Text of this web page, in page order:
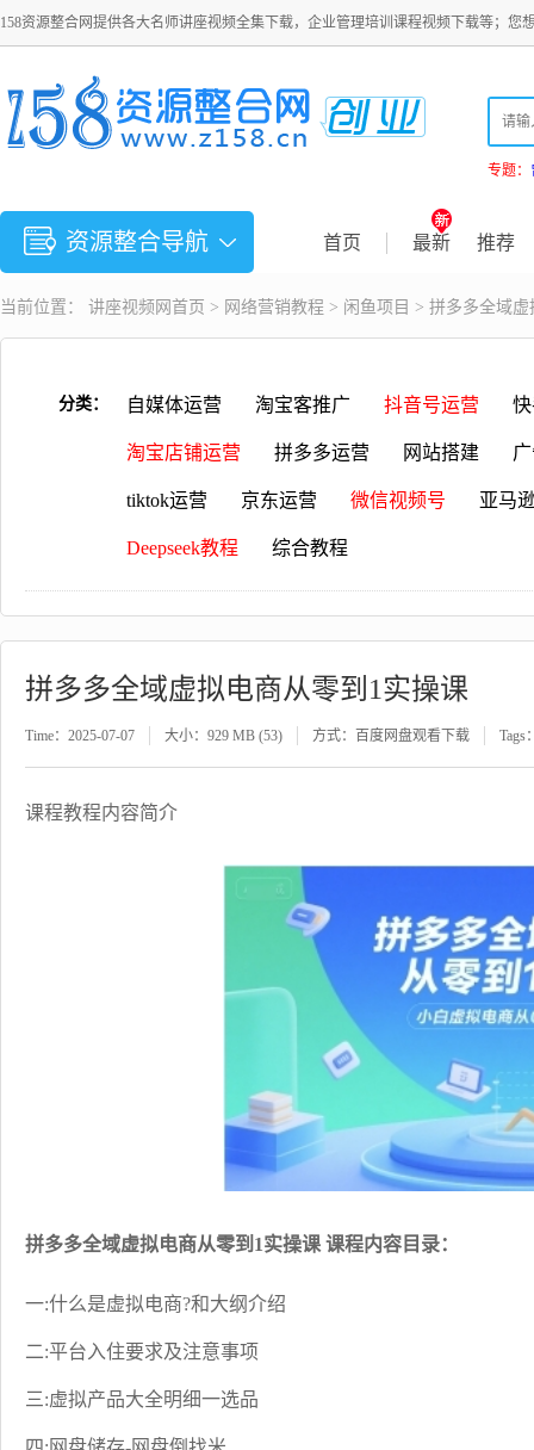
158资源整合网提供各大名师讲座视频全集下载，企业管理培训课程视频下载等；您
专题：
资源整合导航 首页 最新 推荐
当前位置： 讲座视频 网首页 > 网络营销教程 > 闲鱼项目 > 拼多多全域
分类： 自媒体运营 淘宝客推广 抖音号运营
淘宝店铺运营 拼多多运营 网站搭建
tiktok运营 京东运营 微信视频号 亚马
Deepseek教程 综合教程
拼多多全域虚拟电商从零到1实操课
Time：2025-07-07 大小：929 MB (53) 方式：百度网盘观看下载 Tags
课程教程内容简介
拼多多全域虚拟电商从零到1实操课 课程内容目录：
一:什么是虚拟电商?和大纲介绍
二:平台入住要求及注意事项
三:虚拟产品大全明细一选品